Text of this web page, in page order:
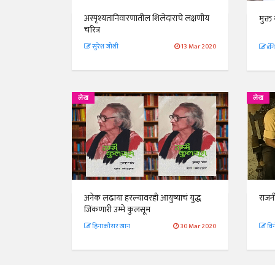
अस्पृश्यतानिवारणातील शिलेदाराचे लक्षणीय
चरित्र
सुरेश जोशी 13 Mar 2020
मुक्त
लेख
अनेक लढाया हरल्यावरही आयुष्याचं युद्ध
जिंकणारी उम्मे कुलसूम
हिनाकौसर खान 30 Mar 2020
लेख